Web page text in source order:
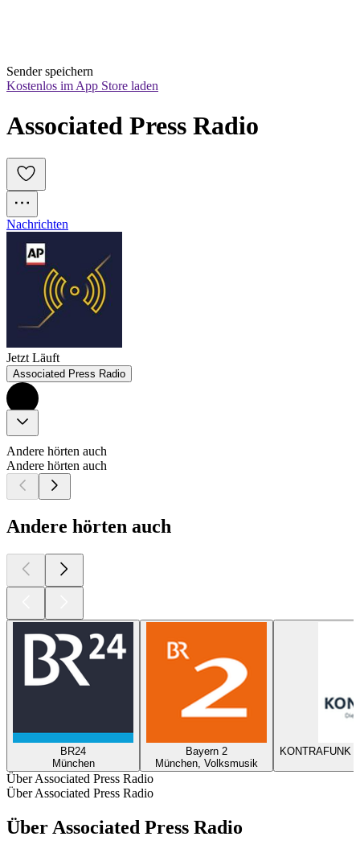
Sender speichern
Kostenlos im App Store laden
Associated Press Radio
Nachrichten
Jetzt Läuft
Associated Press Radio
Andere hörten auch
Andere hörten auch
Andere hörten auch
BR24
München
Bayern 2
München, Volksmusik
KONTRAFUNK
Über Associated Press Radio
Über Associated Press Radio
Über Associated Press Radio